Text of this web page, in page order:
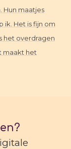
Hun maatjes
ik. Het is fijn om
het overdragen
maakt het